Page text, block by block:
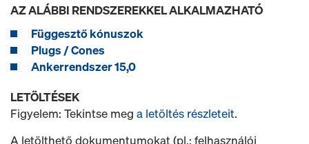
AZ ALÁBBI RENDSZEREKKEL ALKALMAZHATÓ
Függesztő kónuszok
Plugs / Cones
Ankerrendszer 15,0
LETÖLTÉSEK
Figyelem: Tekintse meg a letöltés részleteit.
A letölthető dokumentumokat (pl.: felhasználói